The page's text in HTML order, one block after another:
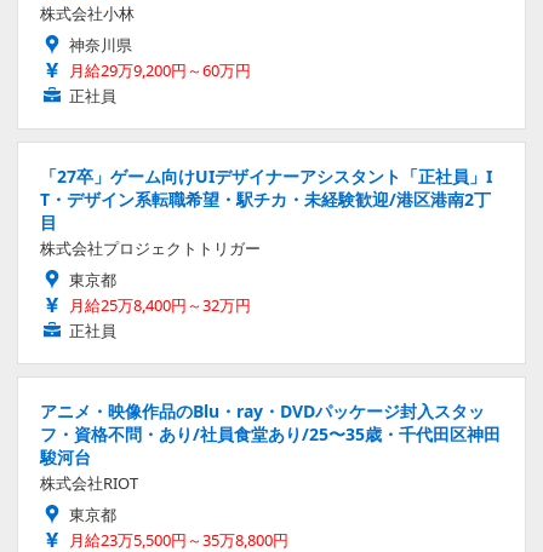
株式会社小林
神奈川県
月給29万9,200円～60万円
正社員
「27卒」ゲーム向けUIデザイナーアシスタント「正社員」I
T・デザイン系転職希望・駅チカ・未経験歓迎/港区港南2丁
目
株式会社プロジェクトトリガー
東京都
月給25万8,400円～32万円
正社員
アニメ・映像作品のBlu・ray・DVDパッケージ封入スタッ
フ・資格不問・あり/社員食堂あり/25〜35歳・千代田区神田
駿河台
株式会社RIOT
東京都
月給23万5,500円～35万8,800円